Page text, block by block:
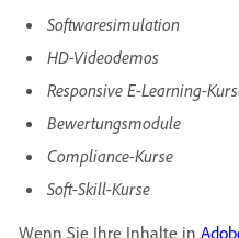
Softwaresimulation
HD-Videodemos
Responsive E-Learning-
Bewertungsmodule
Compliance-Kurse
Soft-Skill-Kurse
Wenn Sie Ihre Inhalte in